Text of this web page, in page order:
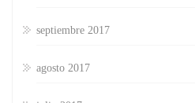
septiembre 2017
agosto 2017